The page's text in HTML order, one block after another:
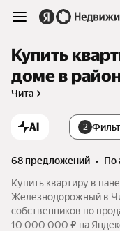
Купить
доме в
Чита
AI 2
68 предложений •
Купить квартиру в
Железнодорожный в
собственников по
10 000 000 ₽ на